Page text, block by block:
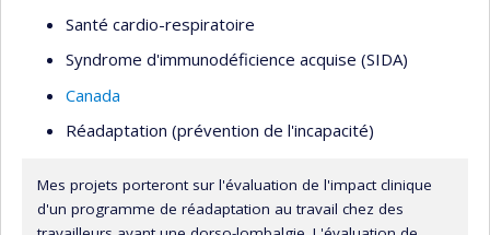
Santé cardio-respiratoire
Syndrome d'immunodéficience acquise (SIDA)
Canada
Réadaptation (prévention de l'incapacité)
Mes projets porteront sur l'évaluation de l'impact clinique
d'un programme de réadaptation au travail chez des